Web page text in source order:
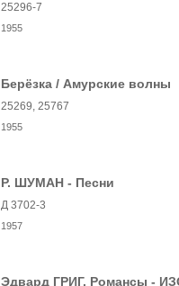
25296-7
1955
Берёзка / Амурские волны
25269, 25767
1955
Р. ШУМАН - Песни
Д 3702-3
1957
Эдвард ГРИГ. Романсы -